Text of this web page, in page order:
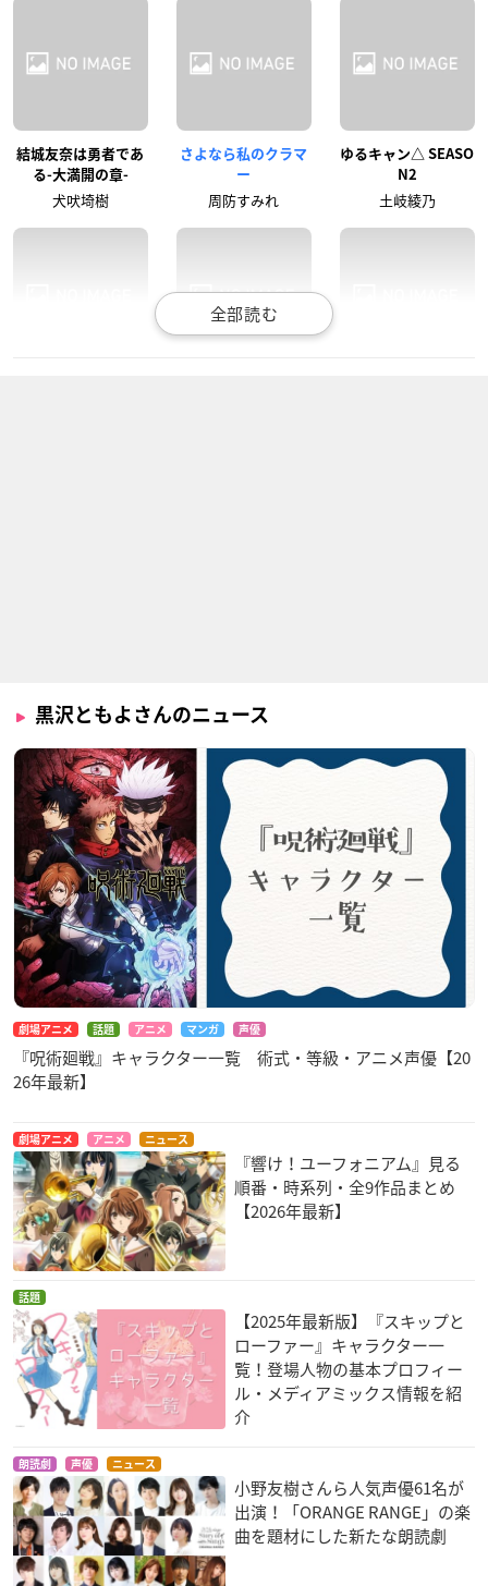
結城友奈は勇者であ
る-大満開の章-
犬吠埼樹
さよなら私のクラマ
ー
周防すみれ
ゆるキャン△ SEASO
N2
土岐綾乃
宇宙戦艦ヤマト 220
2 愛の戦士たち
市瀬美奈
あかねさす少女
土宮明日架
からくりサーカス
タランダ・リーゼロ
貝崎名緒
フラッシュハニー
結城友奈は勇者であ
る -鷲尾須美の章- / -
勇者の章-
犬吠埼樹
一条花月
サクラクエスト
鈴木エリカ
黒沢ともよさんのニュース
劇場アニメ 話題 アニメ マンガ 声優
『呪術廻戦』キャラクター一覧 術式・等級・アニメ声優【20
26年最新】
劇場アニメ アニメ ニュース
『響け！ユーフォニアム』見る
順番・時系列・全9作品まとめ
【2026年最新】
話題
【2025年最新版】『スキップと
ローファー』キャラクター一
覧！登場人物の基本プロフィー
ル・メディアミックス情報を紹
介
朗読劇 声優 ニュース
小野友樹さんら人気声優61名が
出演！「ORANGE RANGE」の楽
曲を題材にした新たな朗読劇